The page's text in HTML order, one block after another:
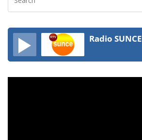
Radio SUNCE